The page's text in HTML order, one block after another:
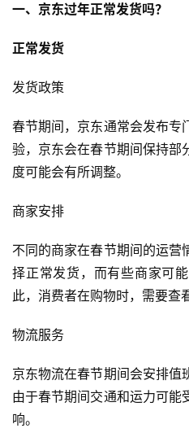
一、京东过年正常发货吗？
正常发货
发货政策
春节期间，京东通常会发布专
验，京东会在春节期间保持部
度可能会有所调整。
商家安排
不同的商家在春节期间的运营
择正常发货，而有些商家可
此，消费者在购物时，需要查
物流服务
京东物流在春节期间会安排值
由于春节期间交通和运力可能
响。